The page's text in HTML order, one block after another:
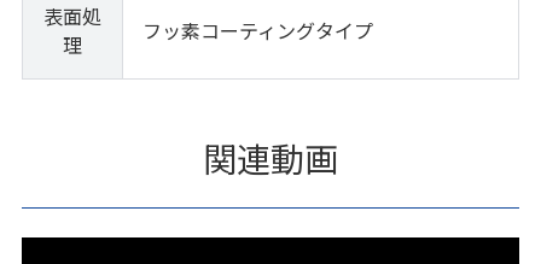
表面処
理
フッ素コーティングタイプ
関連動画